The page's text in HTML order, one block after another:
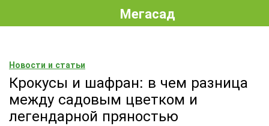
Мегасад
Новости и статьи
Крокусы и шафран: в чем разница
между садовым цветком и
легендарной пряностью